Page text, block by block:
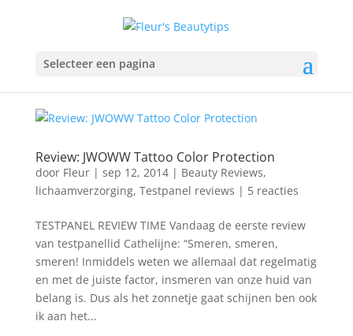
Selecteer een pagina
Review: JWOWW Tattoo Color Protection
door Fleur| sep 12, 2014| Beauty Reviews,
lichaamverzorging, Testpanel reviews | 5 reacties
TESTPANEL REVIEW TIME Vandaag de eerste review
van testpanellid Cathelijne: “Smeren, smeren,
smeren! Inmiddels weten we allemaal dat regelmatig
en met de juiste factor, insmeren van onze huid van
belang is. Dus als het zonnetje gaat schijnen ben ook
ik aan het...